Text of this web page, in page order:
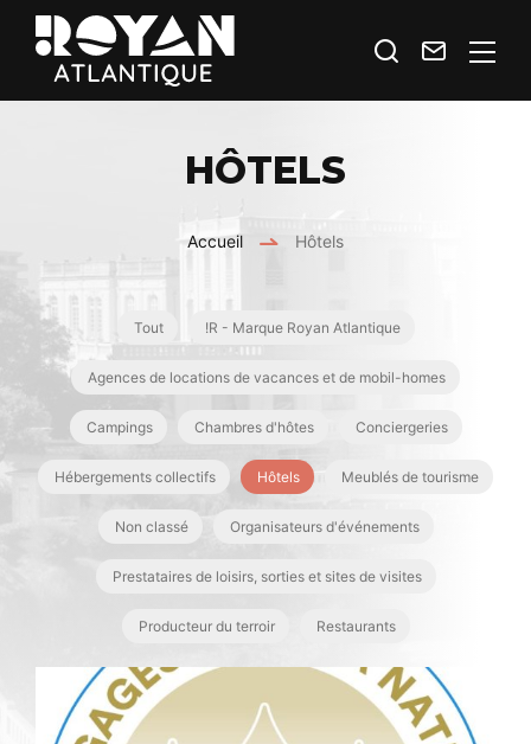
Royan
Atlantique
Contact
HÔTELS
Accueil Hôtels
Tout !R - Marque Royan Atlantique
Agences de locations de vacances et de mobil-homes
Campings Chambres d'hôtes Conciergeries
Hébergements collectifs Hôtels Meublés de tourisme
Non classé Organisateurs d'événements
Prestataires de loisirs, sorties et sites de visites
Producteur du terroir Restaurants